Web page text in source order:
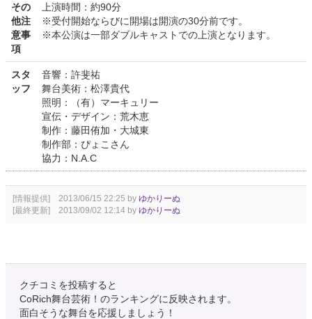
その
他注
意事
項
上演時間：約90分
※受付開始ならびに開場は開演の30分前です。
※本公演は一部ダブルキャストでの上演となります。
スタ
ッフ
音響：許斐祐
舞台美術：松澤貴代
照明：（有）マーキュリー
宣伝・デザイン：荒木恵
制作：藤田侑加・大城東
制作部：ぴょこさん
協力：N.A.C
[情報提供] 2013/06/15 22:25 by ゆかりーぬ
[最終更新] 2013/09/02 12:14 by ゆかりーぬ
クチコミを投稿すると
CoRich舞台芸術！のランキングに反映されます。
面白そうな舞台を応援しましょう！